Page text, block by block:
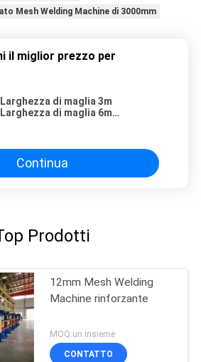
Mesh Welding Machine di 3000mm
il miglior prezzo per
Larghezza di maglia 3m
Larghezza di maglia 6m
Continua
Prodotti
12mm Mesh Welding
Machine rinforzante
MOQ:un insieme
CONTATTO